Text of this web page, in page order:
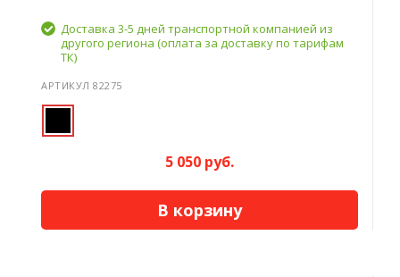
Доставка 3-5 дней транспортной компанией из
другого региона (оплата за доставку по тарифам
ТК)
АРТИКУЛ 82275
5 050 руб.
В корзину